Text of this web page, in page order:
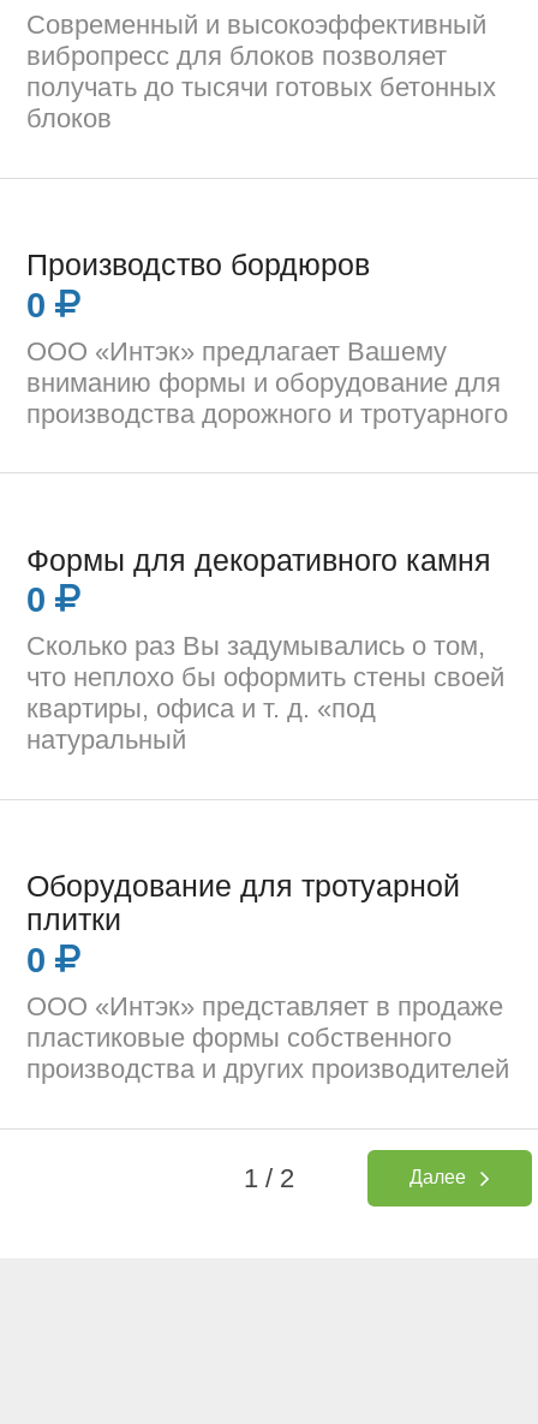
Современный и высокоэффективный
вибропресс для блоков позволяет
получать до тысячи готовых бетонных
блоков
Производство бордюров
0
ООО «Интэк» предлагает Вашему
вниманию формы и оборудование для
производства дорожного и тротуарного
Формы для декоративного камня
0
Сколько раз Вы задумывались о том,
что неплохо бы оформить стены своей
квартиры, офиса и т. д. «под
натуральный
Оборудование для тротуарной
плитки
0
ООО «Интэк» представляет в продаже
пластиковые формы собственного
производства и других производителей
1 / 2 Далее